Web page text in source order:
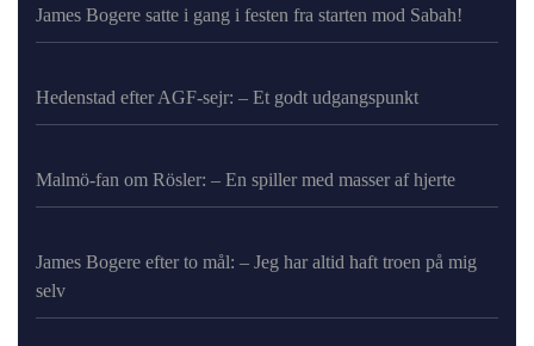
James Bogere satte i gang i festen fra starten mod Sabah!
Hedenstad efter AGF-sejr: – Et godt udgangspunkt
Malmö-fan om Rösler: – En spiller med masser af hjerte
James Bogere efter to mål: – Jeg har altid haft troen på mig
selv